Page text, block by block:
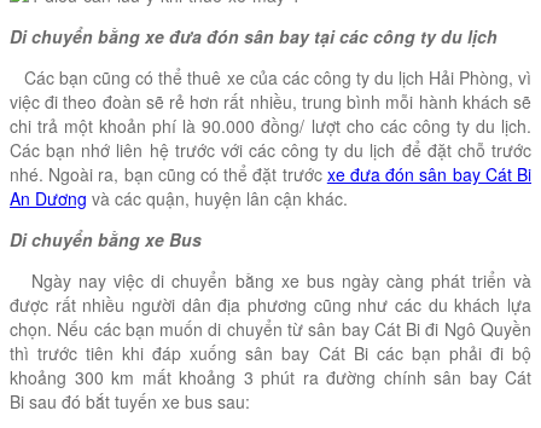
Di chuyển bằng xe đưa đón sân bay tại các công ty du lịch
Các bạn cũng có thể thuê xe của các công ty du lịch Hải Phòng, vì
việc đi theo đoàn sẽ rẻ hơn rất nhiều, trung bình mỗi hành khách sẽ
chi trả một khoản phí là 90.000 đồng/ lượt cho các công ty du lịch.
Các bạn nhớ liên hệ trước với các công ty du lịch để đặt chỗ trước
nhé. Ngoài ra, bạn cũng có thể đặt trước xe đưa đón sân bay Cát Bi
An Dương và các quận, huyện lân cận khác.
Di chuyển bằng xe Bus
Ngày nay việc di chuyển bằng xe bus ngày càng phát triển và
được rất nhiều người dân địa phương cũng như các du khách lựa
chọn. Nếu các bạn muốn di chuyển từ sân bay Cát Bi đi Ngô Quyền
thì trước tiên khi đáp xuống sân bay Cát Bi các bạn phải đi bộ
khoảng 300 km mất khoảng 3 phút ra đường chính sân bay Cát
Bi sau đó bắt tuyến xe bus sau: